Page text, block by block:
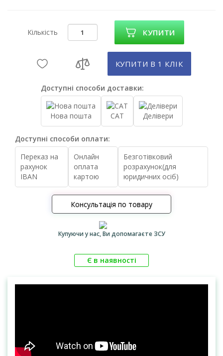
Кількість КУПИТИ
КУПИТИ В 1 КЛIК
Доступні способи доставки:
Нова пошта САТ Делівери
Доступні способи оплати:
Переказ на
рахунок
IBAN
Онлайн
оплата
картою
Безготівковий
розрахунок(для
юридичних осіб)
Консультація по товару
Купуючи у нас, Ви допомагаєте ЗСУ
Є в наявності